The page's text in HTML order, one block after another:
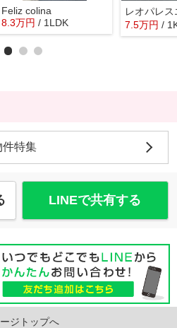
Feliz colina
8.3万円 / 1LDK
レオパレ
7.5万円 /
件特集
LINEで共有する
ジトップへ